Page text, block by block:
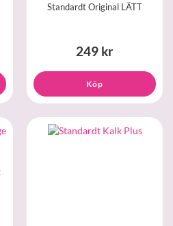
Standardt Original LÄTT
249 kr
Köp